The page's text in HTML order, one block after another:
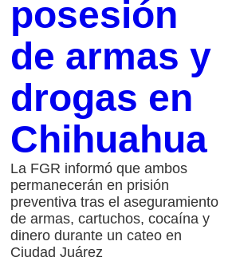
posesión
de armas y
drogas en
Chihuahua
La FGR informó que ambos
permanecerán en prisión
preventiva tras el aseguramiento
de armas, cartuchos, cocaína y
dinero durante un cateo en
Ciudad Juárez